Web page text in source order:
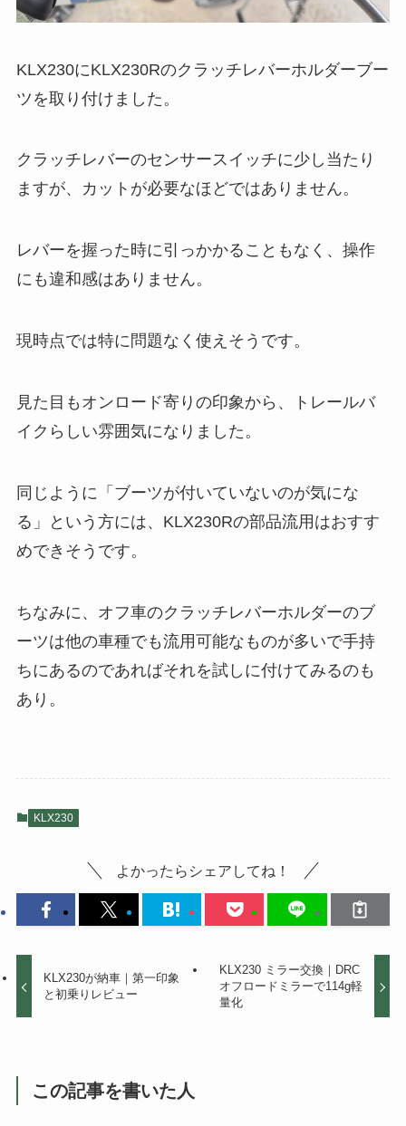
KLX230にKLX230Rのクラッチレバーホルダーブー
ツを取り付けました。
クラッチレバーのセンサースイッチに少し当たり
ますが、カットが必要なほどではありません。
レバーを握った時に引っかかることもなく、操作
にも違和感はありません。
現時点では特に問題なく使えそうです。
見た目もオンロード寄りの印象から、トレールバ
イクらしい雰囲気になりました。
同じように「ブーツが付いていないのが気にな
る」という方には、KLX230Rの部品流用はおすす
めできそうです。
ちなみに、オフ車のクラッチレバーホルダーのブ
ーツは他の車種でも流用可能なものが多いで手持
ちにあるのであればそれを試しに付けてみるのも
あり。
KLX230
よかったらシェアしてね！
KLX230が納車｜第一印象
と初乗りレビュー
KLX230 ミラー交換｜DRC
オフロードミラーで114g軽
量化
この記事を書いた人